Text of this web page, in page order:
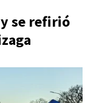
se refirió